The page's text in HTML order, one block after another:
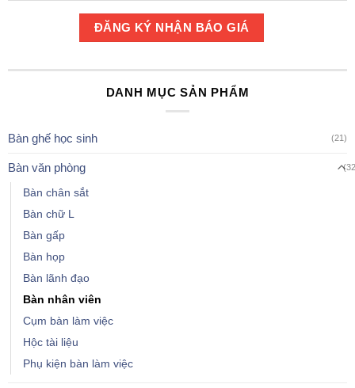
DANH MỤC SẢN PHẨM
Bàn ghế học sinh (21)
Bàn văn phòng
Bàn chân sắt
Bàn chữ L
Bàn gấp
Bàn họp
Bàn lãnh đạo
Bàn nhân viên
Cụm bàn làm việc
Hộc tài liệu
Phụ kiện bàn làm việc